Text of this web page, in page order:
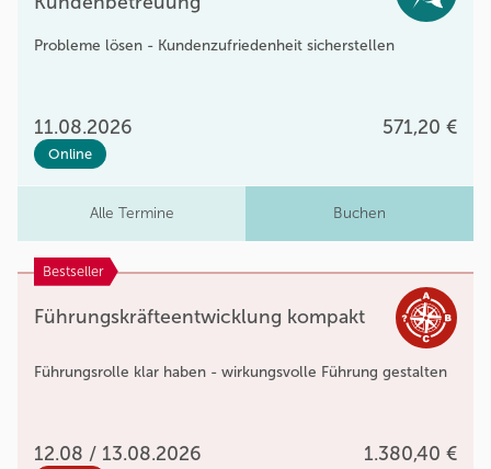
Probleme lösen - Kundenzufriedenheit sicherstellen
11.08.2026 571,20 €
Online
Alle Termine Buchen
Bestseller
Führungskräfteentwicklung kompakt
Führungsrolle klar haben - wirkungsvolle Führung gestalten
12.08 / 13.08.2026 1.380,40 €